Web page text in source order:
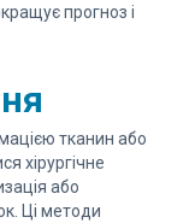
прогноз і
тканин або
хірургічне
або
Ці методи